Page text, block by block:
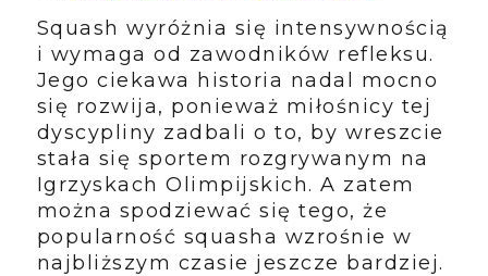
Squash wyróżnia się intensywnością
i wymaga od zawodników refleksu.
Jego ciekawa historia nadal mocno
się rozwija, ponieważ miłośnicy tej
dyscypliny zadbali o to, by wreszcie
stała się sportem rozgrywanym na
Igrzyskach Olimpijskich. A zatem
można spodziewać się tego, że
popularność squasha wzrośnie w
najbliższym czasie jeszcze bardziej.